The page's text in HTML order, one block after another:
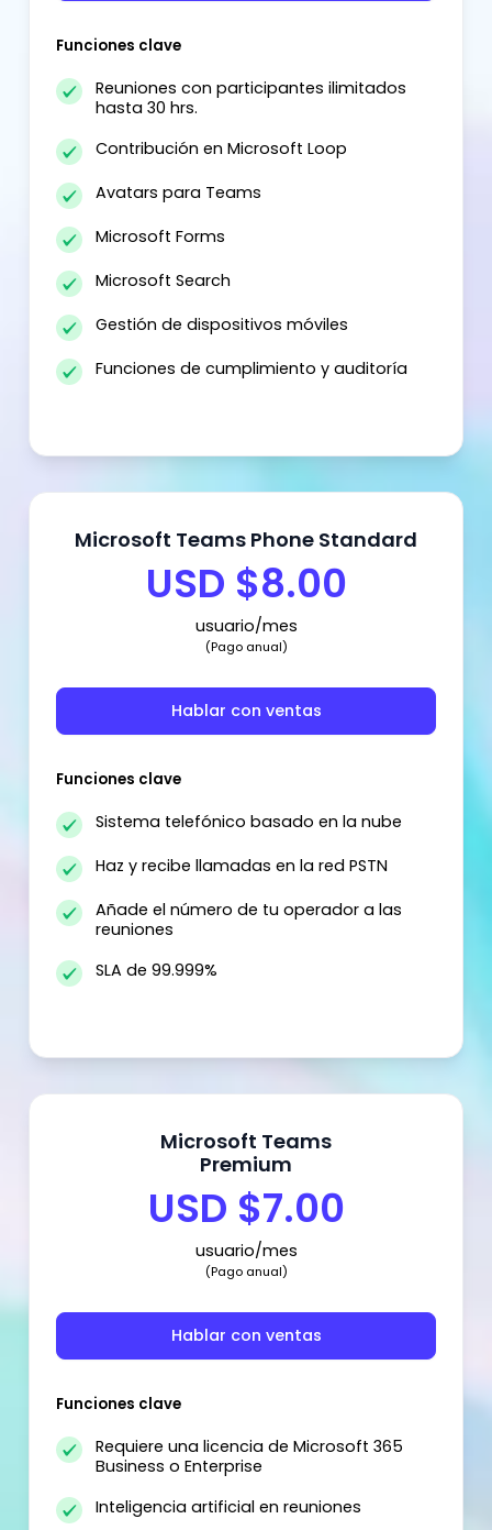
Funciones clave
Reuniones con participantes ilimitados
hasta 30 hrs.
Contribución en Microsoft Loop
Avatars para Teams
Microsoft Forms
Microsoft Search
Gestión de dispositivos móviles
Funciones de cumplimiento y auditoría
Microsoft Teams Phone Standard
USD $8.00
usuario/mes
(Pago anual)
Hablar con ventas
Funciones clave
Sistema telefónico basado en la nube
Haz y recibe llamadas en la red PSTN
Añade el número de tu operador a las
reuniones
SLA de 99.999%
Microsoft Teams
Premium
USD $7.00
usuario/mes
(Pago anual)
Hablar con ventas
Funciones clave
Requiere una licencia de Microsoft 365
Business o Enterprise
Inteligencia artificial en reuniones